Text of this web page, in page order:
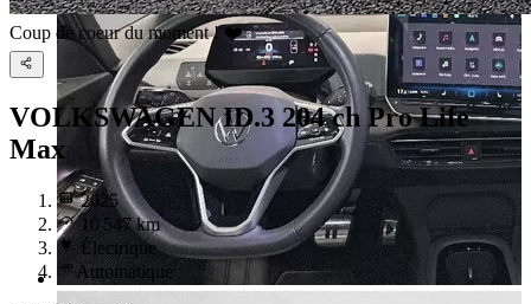
Coup de coeur du moment ! ❤️
VOLKSWAGEN ID.3 204 ch Pro Life
Max
2025
10 547 km
Électrique
Automatique